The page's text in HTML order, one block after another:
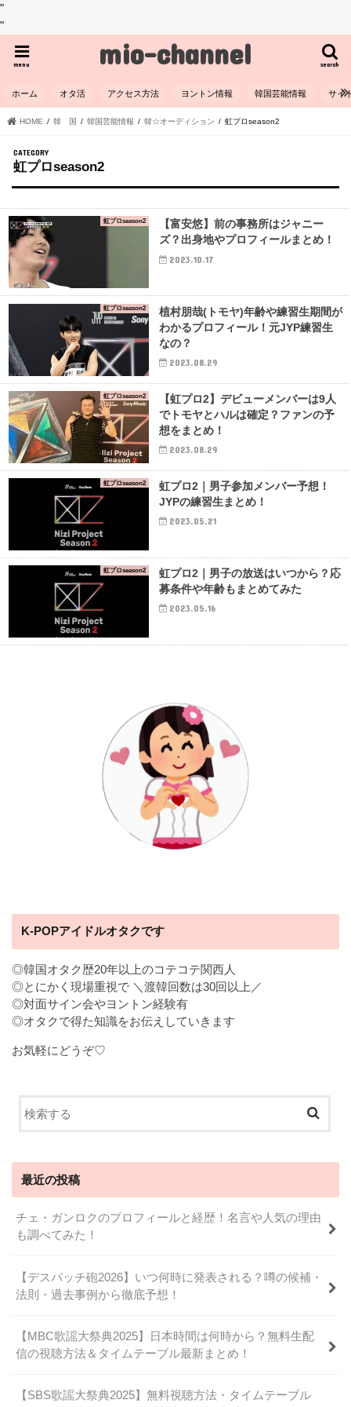
"
"
mio-channel search
menu
ホーム オタ活 アクセス方法 ヨントン情報 韓国芸能情報 サイ
HOME 韓 国 韓国芸能情報 韓☆オーディション 虹プロseason2
虹プロseason2
虹プロseason2
【富安悠】前の事務所はジャニー
ズ？出身地やプロフィールまとめ！
2023.10.17
虹プロseason2
植村朋哉(トモヤ)年齢や練習生期間が
わかるプロフィール！元JYP練習生
なの？
2023.08.29
虹プロseason2
【虹プロ2】デビューメンバーは9人
でトモヤとハルは確定？ファンの予
想をまとめ！
2023.08.29
虹プロseason2
虹プロ2｜男子参加メンバー予想！
JYPの練習生まとめ！
2023.05.21
虹プロseason2
虹プロ2｜男子の放送はいつから？応
募条件や年齢もまとめてみた
2023.05.16
K-POPアイドルオタクです
◎韓国オタク歴20年以上のコテコテ関西人
◎とにかく現場重視で ＼渡韓回数は30回以上／
◎対面サイン会やヨントン経験有
◎オタクで得た知識をお伝えしていきます
お気軽にどうぞ♡
最近の投稿
チェ・ガンロクのプロフィールと経歴！名言や人気の理由
も調べてみた！
【デスパッチ砲2026】いつ何時に発表される？噂の候補・
法則・過去事例から徹底予想！
【MBC歌謡大祭典2025】日本時間は何時から？無料生配
信の視聴方法＆タイムテーブル最新まとめ！
【SBS歌謡大祭典2025】無料視聴方法・タイムテーブル